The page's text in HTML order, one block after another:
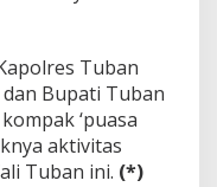
Tuban
dan Bupati Tuban
‘puasa
aktivitas
Tuban ini. (*)